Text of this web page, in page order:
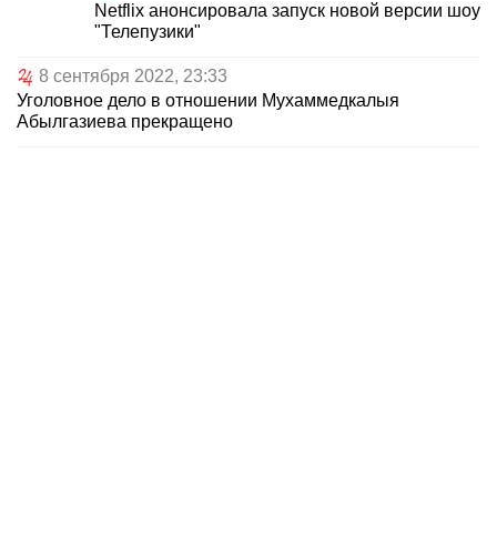
Netflix анонсировала запуск новой версии шоу
"Телепузики"
8 сентября 2022, 23:33
Уголовное дело в отношении Мухаммедкалыя
Абылгазиева прекращено